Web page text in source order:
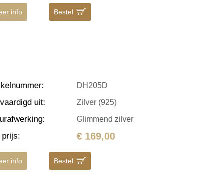
info Bestel
: DH205D
uit: Zilver (925)
: Glimmend zilver
prijs: € 169,00
info Bestel